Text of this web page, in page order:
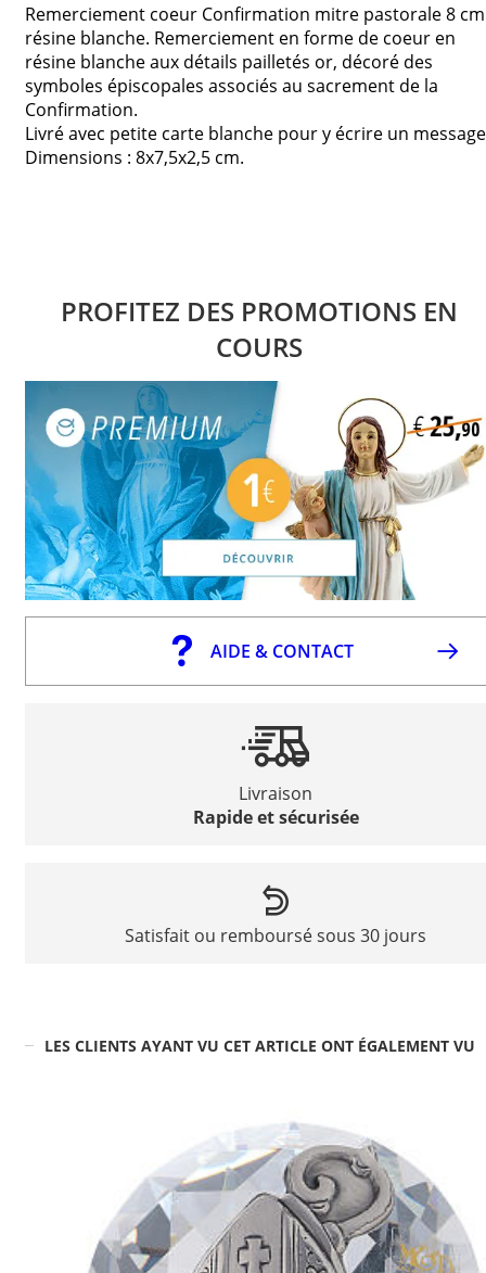
Remerciement coeur Confirmation mitre pastorale 8 cm
résine blanche. Remerciement en forme de coeur en
résine blanche aux détails pailletés or, décoré des
symboles épiscopales associés au sacrement de la
Confirmation.
Livré avec petite carte blanche pour y écrire un
Dimensions : 8x7,5x2,5 cm.
PROFITEZ DES PROMOTIONS EN
COURS
AIDE & CONTACT
Livraison
Rapide et sécurisée
Satisfait ou remboursé sous 30 jours
LES CLIENTS AYANT VU CET ARTICLE ONT ÉGALEMENT VU